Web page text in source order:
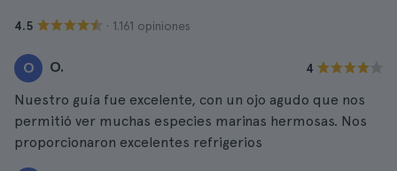
4.5 · 1.161 opiniones
O O. 4
Nuestro guía fue excelente, con un ojo agudo que nos
permitió ver muchas especies marinas hermosas. Nos
proporcionaron excelentes refrigerios